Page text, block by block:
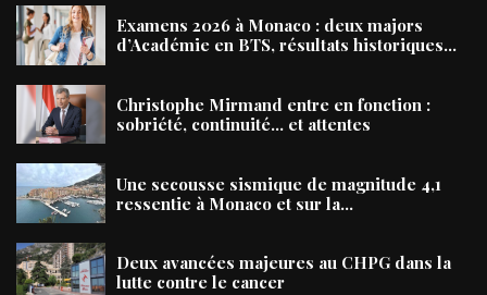
Examens 2026 à Monaco : deux majors
d’Académie en BTS, résultats historiques...
Christophe Mirmand entre en fonction :
sobriété, continuité… et attentes
Une secousse sismique de magnitude 4,1
ressentie à Monaco et sur la...
Deux avancées majeures au CHPG dans la
lutte contre le cancer